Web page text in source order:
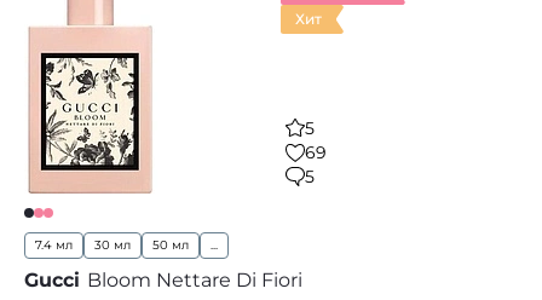
Хит
5
69
5
7.4 мл 30 мл 50 мл ...
Gucci Bloom Nettare Di Fiori